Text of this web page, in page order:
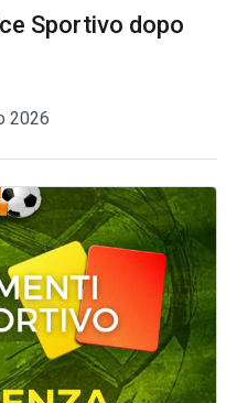
Sportivo dopo
2026